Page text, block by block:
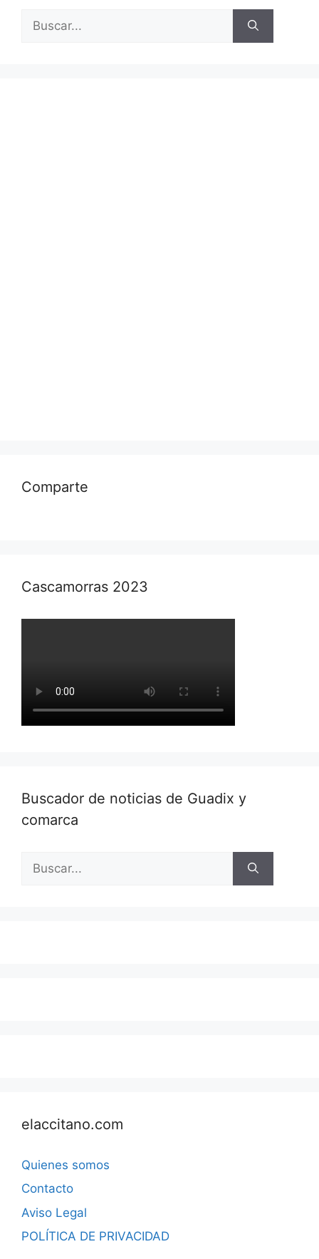
Comparte
Cascamorras 2023
Buscador de noticias de Guadix y
comarca
elaccitano.com
Quienes somos
Contacto
Aviso Legal
POLÍTICA DE PRIVACIDAD